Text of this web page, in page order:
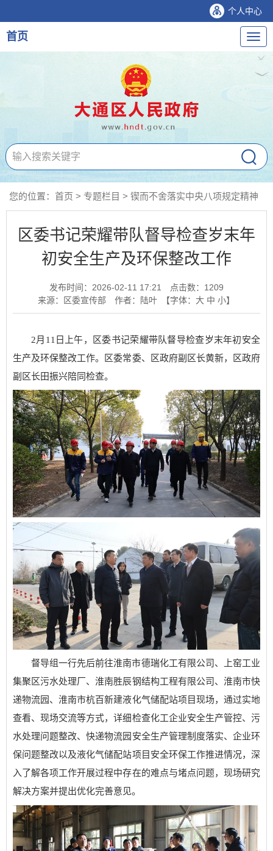
个人中心
导
航
首页
您的位置： 首页 > 专题栏目 > 锲而不舍落实中央八项规定精神
区委书记荣耀带队督导检查岁末年
初安全生产及环保整改工作
发布时间：2026-02-11 17:21 点击数： 1209
来源：区委宣传部
作者：陆叶 【字体： 大 中 小】
2月11日上午，区委书记荣耀带队督导检查岁末年初安全
生产及环保整改工作。区委常委、区政府副区长黄新，区政府
副区长田振兴陪同检查。
督导组一行先后前往淮南市德瑞化工有限公司、上窑工业
集聚区污水处理厂、淮南胜辰钢结构工程有限公司、淮南市快
递物流园、淮南市杭百新建液化气储配站项目现场，通过实地
查看、现场交流等方式，详细检查化工企业安全生产管控、污
水处理问题整改、快递物流园安全生产管理制度落实、企业环
保问题整改以及液化气储配站项目安全环保工作推进情况，深
入了解各项工作开展过程中存在的难点与堵点问题，现场研究
解决方案并提出优化完善意见。